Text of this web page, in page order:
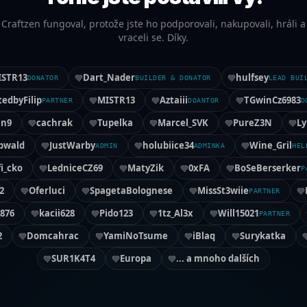
Craftzen fungoval, protože jste ho podporovali, nakupovali, hráli a
vraceli se. Díky.
DONATOR Dart_NaderBUILDER & DONATOR hulfseyLEAD
PARTNER MISTR13 AztaiiiDOANTOR TGwinCz6983
cachrak Tupelka Marcel_SVK PureZ3N
JustWarbyADMIN holubiice34ADMINKA Wine_Gril
LedniceCZ69 MatyZik 0xFA BoSeBerserker
Oferluci SpagetaBolognese MissSt3wiiePARTNER
kacii628 Pido123 1tz_Al3x Will15021PARTNER
Domcahrac YamiNoTsume iBlaq
Surykatka
SUR1K4T4
Europa ... a mnoho dalších